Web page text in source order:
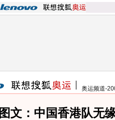
奥运频道-
图文：中国香港队无